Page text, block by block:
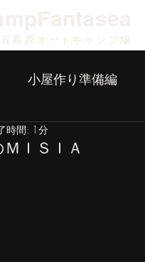
高原オートキャンプ場
小屋作り準備編
ＩＳＩＡ
時間: 1分